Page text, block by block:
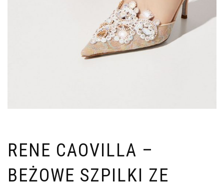
RENE CAOVILLA –
BEŻOWE SZPILKI ZE